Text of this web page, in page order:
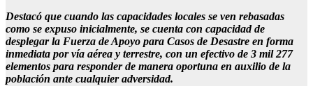
Destacó que cuando las capacidades locales se ven rebasadas
como se expuso inicialmente, se cuenta con capacidad de
desplegar la Fuerza de Apoyo para Casos de Desastre en forma
inmediata por vía aérea y terrestre, con un efectivo de 3 mil 277
elementos para responder de manera oportuna en auxilio de la
población ante cualquier adversidad.